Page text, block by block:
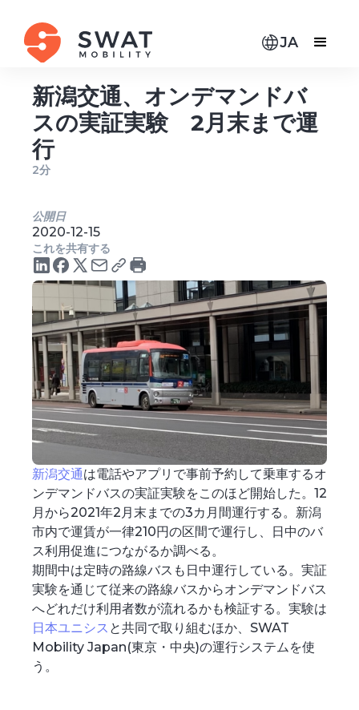
JA
新潟交通、オンデマンドバ
スの実証実験 2月末まで運
行
2分
新潟交通は電話やアプリで事前予約して乗車するオ
ンデマンドバスの実証実験をこのほど開始した。12
月から2021年2月末までの3カ月間運行する。新潟
市内で運賃が一律210円の区間で運行し、日中のバ
ス利用促進につながるか調べる。
期間中は定時の路線バスも日中運行している。実証
実験を通じて従来の路線バスからオンデマンドバス
へどれだけ利用者数が流れるかも検証する。実験は
日本ユニシス と共同で取り組むほか、SWAT
Mobility Japan(東京・中央)の運行システムを使
う。
公開日
2020-12-15
これを共有する